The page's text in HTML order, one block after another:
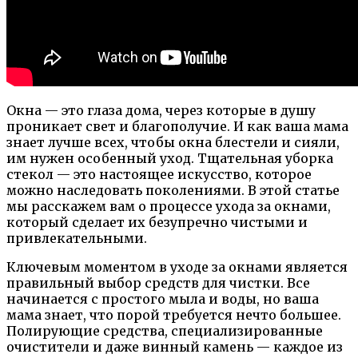
Окна — это глаза дома, через которые в душу
проникает свет и благополучие. И как ваша мама
знает лучше всех, чтобы окна блестели и сияли,
им нужен особенный уход. Тщательная уборка
стекол — это настоящее искусство, которое
можно наследовать поколениями. В этой статье
мы расскажем вам о процессе ухода за окнами,
который сделает их безупречно чистыми и
привлекательными.
Ключевым моментом в уходе за окнами является
правильный выбор средств для чистки. Все
начинается с простого мыла и воды, но ваша
мама знает, что порой требуется нечто большее.
Полирующие средства, специализированные
очистители и даже винный камень — каждое из